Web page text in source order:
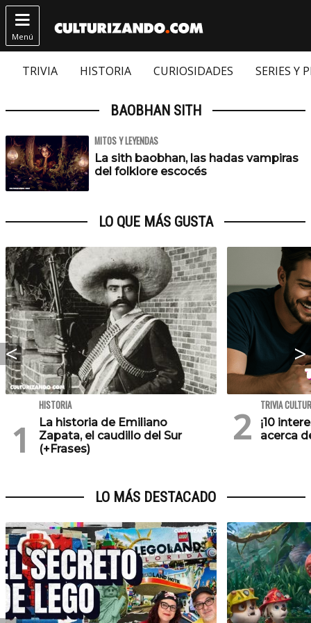

Menú
TRIVIA HISTORIA CURIOSIDADES SERIES Y
BAOBHAN SITH
MITOS Y LEYENDAS
La sith baobhan, las hadas vampiras
del folklore escocés
LO QUE MÁS GUSTA
HISTORIA
La historia de Emiliano
Zapata, el caudillo del Sur
(+Frases)
TRIVIA
¡10
acerca
LO MÁS DESTACADO